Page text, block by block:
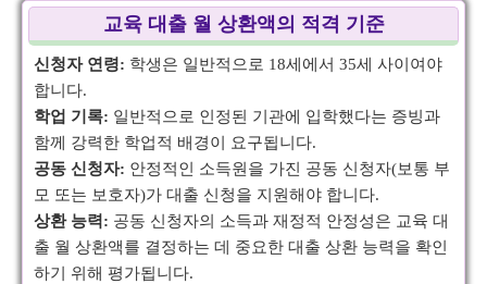
교육 대출 월 상환액의 적격 기준
신청자 연령: 학생은 일반적으로 18세에서 35세 사이여야
합니다.
학업 기록: 일반적으로 인정된 기관에 입학했다는 증빙과
함께 강력한 학업적 배경이 요구됩니다.
공동 신청자: 안정적인 소득원을 가진 공동 신청자(보통 부
모 또는 보호자)가 대출 신청을 지원해야 합니다.
상환 능력: 공동 신청자의 소득과 재정적 안정성은 교육 대
출 월 상환액를 결정하는 데 중요한 대출 상환 능력을 확인
하기 위해 평가됩니다.